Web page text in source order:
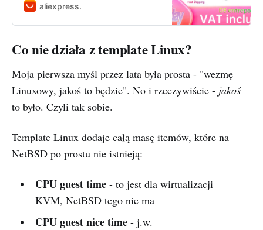
aliexpress.
Co nie działa z template Linux?
Moja pierwsza myśl przez lata była prosta - "wezmę
Linuxowy, jakoś to będzie". No i rzeczywiście - jakoś
to było. Czyli tak sobie.
Template Linux dodaje całą masę itemów, które na
NetBSD po prostu nie istnieją:
CPU guest time- to jest dla wirtualizacji
KVM, NetBSD tego nie ma
CPU guest nice time- j.w.